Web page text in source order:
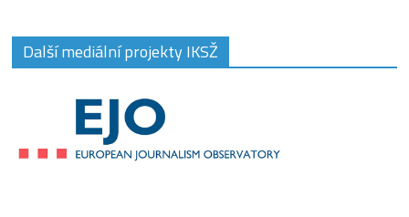
Další mediální projekty IKSŽ